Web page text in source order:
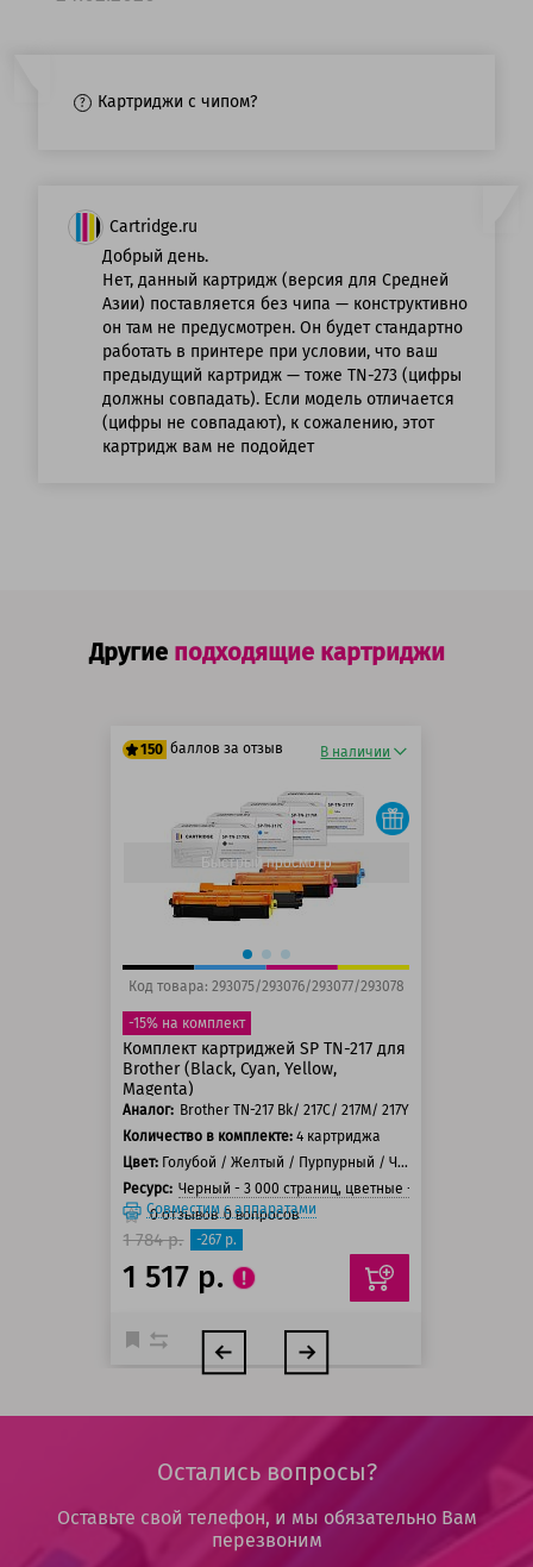
Картриджи с чипом?
Cartridge.ru
Добрый день.
Нет, данный картридж (версия для Средней
Азии) поставляется без чипа — конструктивно
он там не предусмотрен. Он будет стандартно
работать в принтере при условии, что ваш
предыдущий картридж — тоже TN-273 (цифры
должны совпадать). Если модель отличается
(цифры не совпадают), к сожалению, этот
картридж вам не подойдет
Другие подходящие картриджи
150 баллов за отзыв
125 баллов
150 баллов
В наличии
Быстрый просмотр
Код товара: 293075/293076/293077/293078
-15% на комплект
Комплект картриджей SP TN-217 для
Brother (Black, Cyan, Yellow,
Magenta)
Аналог: Brother TN-217 Bk/ 217C/ 217M/ 217Y
Количество в комплекте: 4 картриджа
Цвет: Голубой / Желтый / Пурпурный / Черный
Ресурс: Черный - 3 000 страниц, цветные - 2 300 страниц
0отзывов 0вопросов
Совместим с аппаратами
1 784 р. -267 р.
1 517 р.
Остались вопросы?
Оставьте свой телефон, и мы обязательно Вам
перезвоним